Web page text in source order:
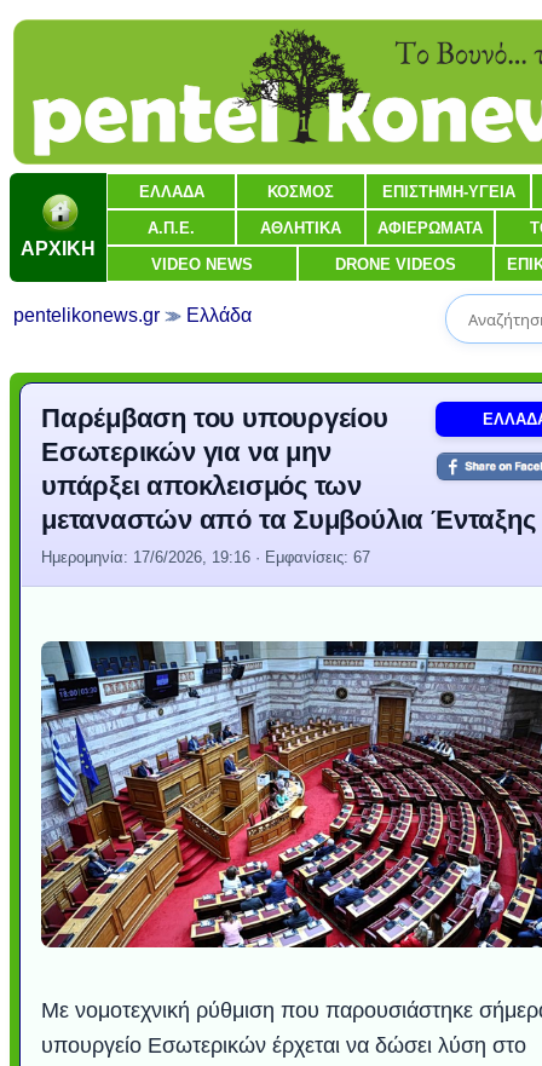
ΑΡΧΙΚΗ
ΕΛΛΑΔΑ ΚΟΣΜΟΣ ΕΠΙΣΤΗΜΗ-ΥΓΕΙΑ
Α.Π.Ε. ΑΘΛΗΤΙΚΑ ΑΦΙΕΡΩΜΑΤΑ
VIDEO NEWS DRONE VIDEOS
pentelikonews.gr Ελλάδα
Παρέμβαση του υπουργείου
Εσωτερικών για να μην
υπάρξει αποκλεισμός των
μεταναστών από τα Συμβούλια Ένταξης
Ημερομηνία: 17/6/2026, 19:16 · Εμφανίσεις: 67
Με νομοτεχνική ρύθμιση που παρουσιάστηκε
υπουργείο Εσωτερικών έρχεται να δώσει λύση στο